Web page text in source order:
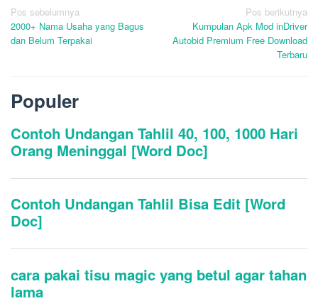
Navigasi
pos
Pos sebelumnya
2000+ Nama Usaha yang Bagus
dan Belum Terpakai
Pos berikutnya
Kumpulan Apk Mod inDriver
Autobid Premium Free Download
Terbaru
Populer